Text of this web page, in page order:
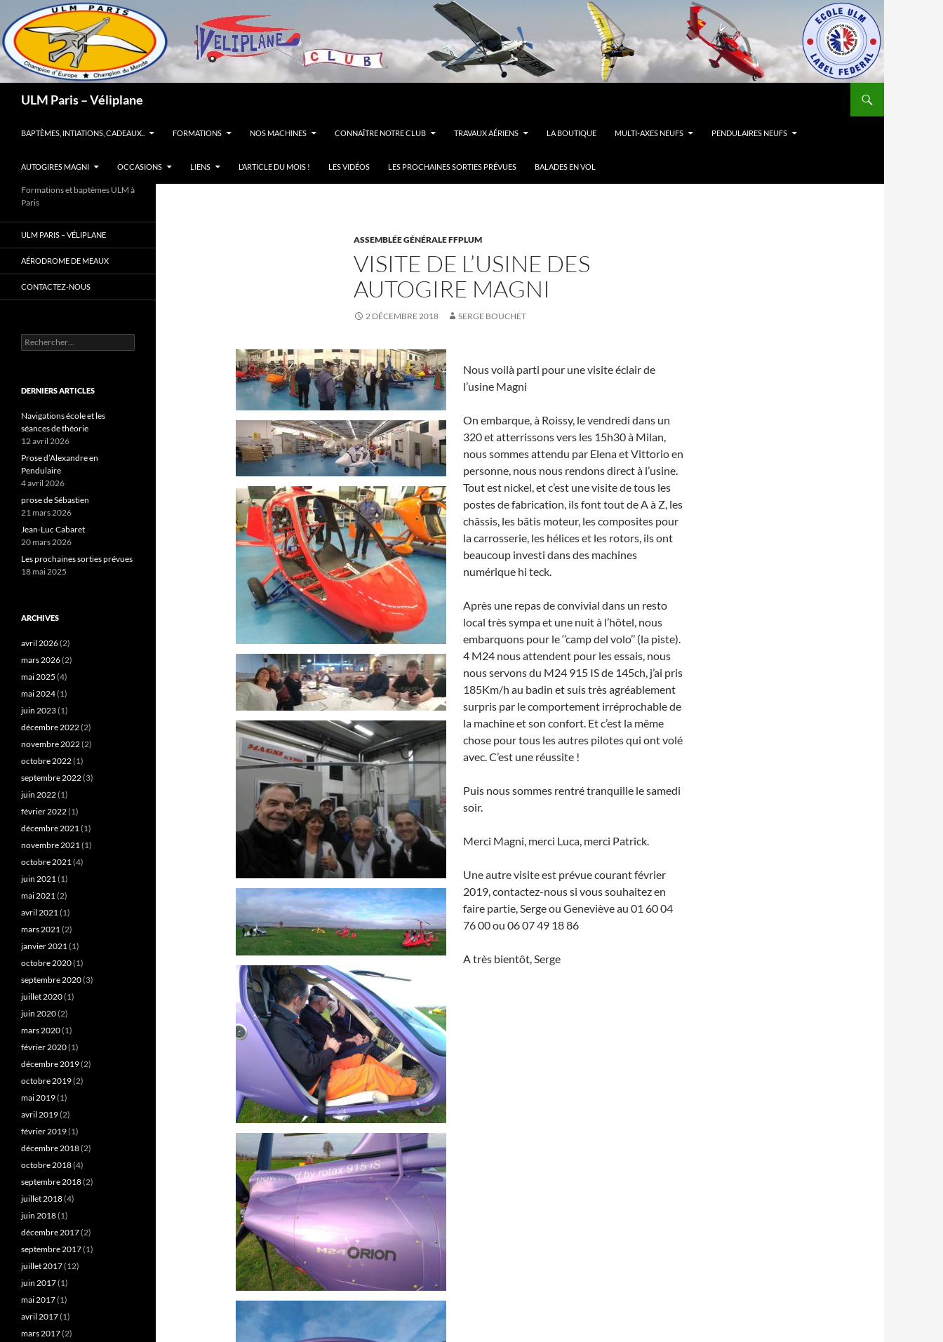
ULM Paris – Véliplane
BAPTÈMES, INTIATIONS, CADEAUX..
FORMATIONS NOS MACHINES CONNAÎTRE NOTRE CLUB TRAVAUX AÉRIENS LA BOUTIQUE MULTI-AXES NEUFS PENDULAIRES NEUFS
AUTOGIRES MAGNI OCCASIONS LIENS L’ARTICLE DU MOIS ! LES VIDÉOS LES PROCHAINES SORTIES PRÉVUES BALADES EN VOL
ASSEMBLÉE GÉNÉRALE FFPLUM
VISITE DE L’USINE DES
AUTOGIRE MAGNI
2 DÉCEMBRE 2018 SERGE BOUCHET
Nous voilà parti pour une visite éclair de
l’usine Magni
On embarque, à Roissy, le vendredi dans un
320 et atterrissons vers les 15h30 à Milan,
nous sommes attendu par Elena et Vittorio en
personne, nous nous rendons direct à l’usine.
Tout est nickel, et c’est une visite de tous les
postes de fabrication, ils font tout de A à Z, les
châssis, les bâtis moteur, les composites pour
la carrosserie, les hélices et les rotors, ils ont
beaucoup investi dans des machines
numérique hi teck.
Après une repas de convivial dans un resto
local très sympa et une nuit à l’hôtel, nous
embarquons pour le ‘’camp del volo’’ (la piste).
4 M24 nous attendent pour lesessais, nous
nous servons du M24 915 IS de 145ch, j’ai pris
185Km/h au badin et suis très agréablement
surpris par le comportement irréprochable de
la machine et son confort. Et c’est la même
chose pour tous les autres pilotes qui ont volé
avec. C’est une réussite !
Puis nous sommes rentré tranquille le samedi
soir.
Merci Magni, merci Luca, merci Patrick.
Une autre visite est prévue courant février
2019, contactez-nous si vous souhaitez en
faire partie, Serge ou Geneviève au 01 6004
76 00 ou 06 07 49 18 86
A très bientôt, Serge
Formations et baptèmes ULM à
Paris
ULM PARIS – VÉLIPLANE
AÉRODROME DE MEAUX
CONTACTEZ-NOUS
Rechercher :
DERNIERS ARTICLES
Navigations école et les
séances de théorie
12 avril 2026
Prose d’Alexandre en
Pendulaire
4 avril 2026
prose de Sébastien
21 mars 2026
Jean-Luc Cabaret
20 mars 2026
Les prochaines sorties prévues
18 mai 2025
ARCHIVES
avril 2026(2)
mars 2026(2)
mai 2025 (4)
mai 2024(1)
juin 2023(1)
décembre 2022(2)
novembre 2022(2)
octobre 2022(1)
septembre 2022(3)
juin 2022(1)
février 2022(1)
décembre 2021(1)
novembre 2021(1)
octobre 2021(4)
juin 2021(1)
mai 2021(2)
avril 2021(1)
mars 2021(2)
janvier 2021(1)
octobre 2020(1)
septembre 2020(3)
juillet 2020(1)
juin 2020(2)
mars 2020(1)
février 2020(1)
décembre 2019(2)
octobre 2019(2)
mai 2019(1)
avril 2019(2)
février 2019(1)
décembre 2018(2)
octobre 2018(4)
septembre 2018(2)
juillet 2018(4)
juin 2018(1)
décembre 2017(2)
septembre 2017(1)
juillet 2017(12)
juin 2017(1)
mai 2017(1)
avril 2017(1)
mars 2017(2)